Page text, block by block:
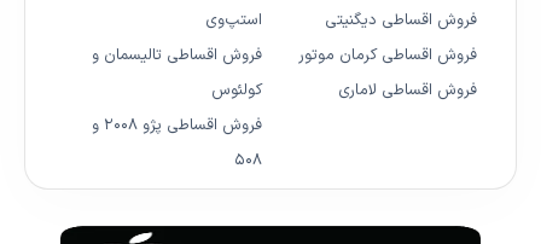
فروش اقساطی دیگنیتی
فروش اقساطی کرمان موتور
فروش اقساطی لاماری
استپ‌وی
فروش اقساطی تالیسمان و
کولئوس
فروش اقساطی پژو ۲۰۰۸ و
۵۰۸